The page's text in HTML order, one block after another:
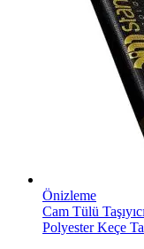
Önizleme
Cam Tülü
Polyester Keçe